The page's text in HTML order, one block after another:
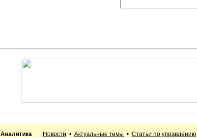
Аналитика Новости • Актуальные темы • Статьи по управлению